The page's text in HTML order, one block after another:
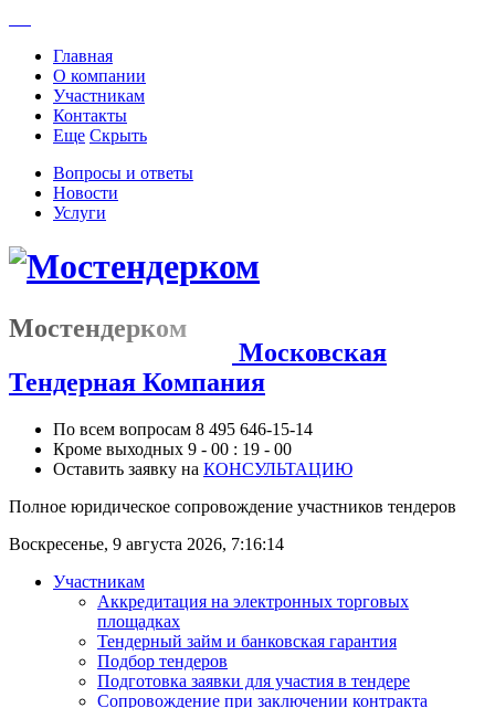
Главная
О компании
Участникам
Контакты
Еще Скрыть
Вопросы и ответы
Новости
Услуги
Мостендерком
Московская
Тендерная Компания
По всем вопросам 8 495 646-15-14
Кроме выходных 9 - 00 : 19 - 00
Оставить заявку на КОНСУЛЬТАЦИЮ
Полное юридическое сопровождение участников тендеров
Воскресенье, 9 августа 2026, 7:16:14
Участникам
Аккредитация на электронных торговых
площадках
Тендерный займ и банковская гарантия
Подбор тендеров
Подготовка заявки для участия в тендере
Сопровождение при заключении контракта